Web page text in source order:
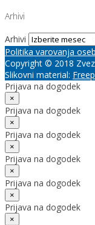
Arhivi
Arhivi
Politika varovanja
Copyright © 2018
Slikovni material:
Prijava na dogodek
×
Prijava na dogodek
×
Prijava na dogodek
×
Prijava na dogodek
×
Prijava na dogodek
×
Prijava na dogodek
×